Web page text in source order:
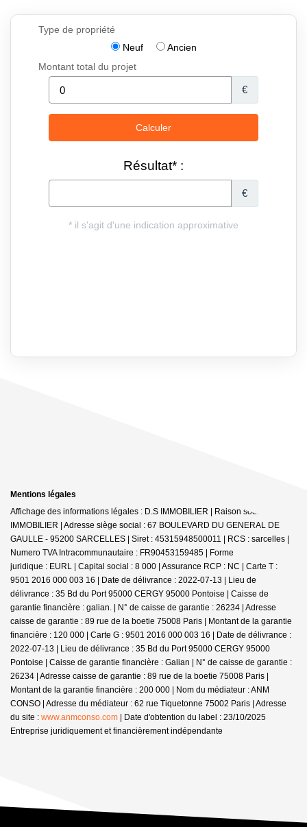
Mentions légales
Affichage des informations légales : D.S IMMOBILIER | Raison sociale : DS
IMMOBILIER | Adresse siège social : 67 BOULEVARD DU GENERAL DE
GAULLE - 95200 SARCELLES | Siret : 45315948500011 | RCS : sarcelles |
Numero TVA Intracommunautaire : FR90453159485 | Forme
juridique : EURL | Capital social : 8 000 | Assurance RCP : NC | Carte T :
9501 2016 000 003 16 | Date de délivrance : 2022-07-13 | Lieu de
délivrance : 35 Bd du Port 95000 CERGY 95000 Pontoise | Caisse de
garantie financière : galian. | N° de caisse de garantie : 26234 | Adresse
caisse de garantie : 89 rue de la boetie 75008 Paris | Montant de la garantie
financière : 120 000 | Carte G : 9501 2016 000 003 16 | Date de délivrance :
2022-07-13 | Lieu de délivrance : 35 Bd du Port 95000 CERGY 95000
Pontoise | Caisse de garantie financière : Galian | N° de caisse de garantie :
26234 | Adresse caisse de garantie : 89 rue de la boetie 75008 Paris |
Montant de la garantie financière : 200 000 | Nom du médiateur : ANM
CONSO | Adresse du médiateur : 62 rue Tiquetonne 75002 Paris | Adresse
du site : www.anmconso.com | Date d'obtention du label : 23/10/2025
Entreprise juridiquement et financièrement indépendante